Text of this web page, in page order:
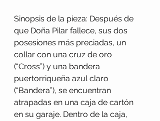
Sinopsis de la pieza: Después de
que Doña Pilar fallece, sus dos
posesiones más preciadas, un
collar con una cruz de oro
(“Cross”) y una bandera
puertorriqueña azul claro
(“Bandera”), se encuentran
atrapadas en una caja de cartón
en su garaje. Dentro de la caja,